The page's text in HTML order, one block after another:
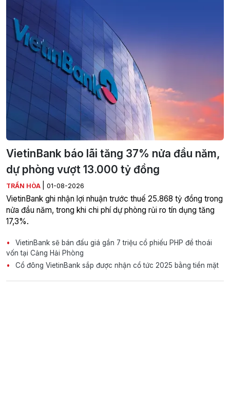
VietinBank báo lãi tăng 37% nửa đầu năm,
dự phòng vượt 13.000 tỷ đồng
TRẦN HÒA 01-08-2026
VietinBank ghi nhận lợi nhuận trước thuế 25.868 tỷ đồng trong
nửa đầu năm, trong khi chi phí dự phòng rủi ro tín dụng tăng
17,3%.
VietinBank sẽ bán đấu giá gần 7 triệu cổ phiếu PHP để thoái
vốn tại Cảng Hải Phòng
Cổ đông VietinBank sắp được nhận cổ tức 2025 bằng tiền mặt